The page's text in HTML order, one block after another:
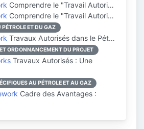
Comprendre le "Travail Autori…
Comprendre le "Travail Autori…
ET DU GAZ
Travaux Autorisés dans le Pét…
ORDONNANCEMENT DU PROJET
Travaux Autorisés : Une
AU PÉTROLE ET AU GAZ
Cadre des Avantages :